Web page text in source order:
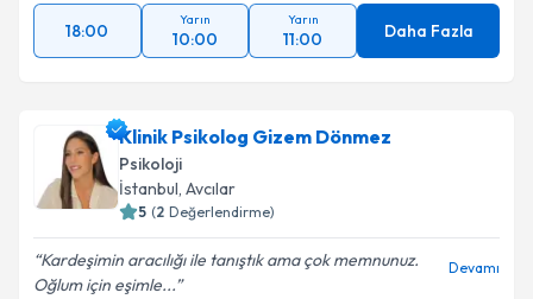
18:00
Yarın
10:00
Yarın
11:00 Daha Fazla
Klinik Psikolog Gizem Dönmez
Psikoloji
İstanbul, Avcılar
5 (2 Değerlendirme)
Kardeşimin aracılığı ile tanıştık ama çok memnunuz.
Oğlum için eşimle...
Devamı